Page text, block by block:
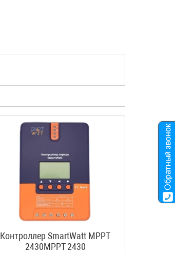
Контроллер SmartWatt MPPT
2430MPPT 2430